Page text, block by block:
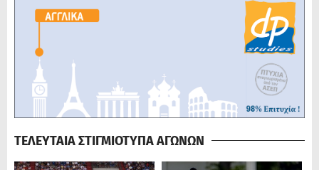
ΤΕΛΕΥΤΑΙΑ ΣΤΙΓΜΙΟΤΥΠΑ ΑΓΩΝΩΝ